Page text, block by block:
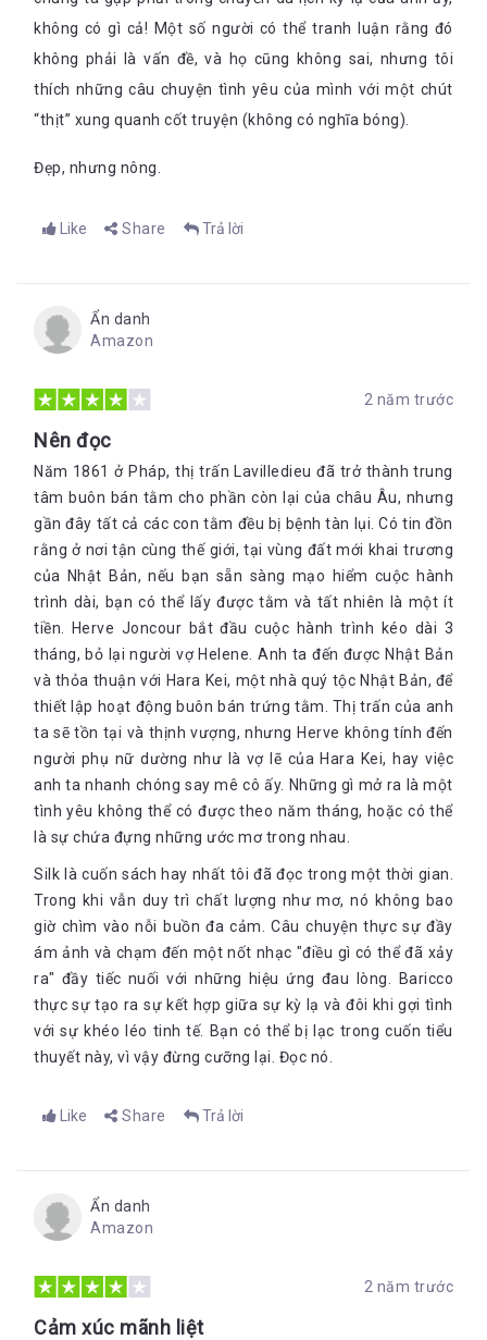
không có gì cả! Một số người có thể tranh luận rằng đó
không phải là vấn đề, và họ cũng không sai, nhưng tôi
thích những câu chuyện tình yêu của mình với một chút
“thịt” xung quanh cốt truyện (không có nghĩa bóng).
Đẹp, nhưng nông.
Like Share Trả lời
Ẩn danh
Amazon
2 năm trước
Nên đọc
Năm 1861 ở Pháp, thị trấn Lavilledieu đã trở thành trung
tâm buôn bán tằm cho phần còn lại của châu Âu, nhưng
gần đây tất cả các con tằm đều bị bệnh tàn lụi. Có tin đồn
rằng ở nơi tận cùng thế giới, tại vùng đất mới khai trương
của Nhật Bản, nếu bạn sẵn sàng mạo hiểm cuộc hành
trình dài, bạn có thể lấy được tằm và tất nhiên là một ít
tiền. Herve Joncour bắt đầu cuộc hành trình kéo dài 3
tháng, bỏ lại người vợ Helene. Anh ta đến được Nhật Bản
và thỏa thuận với Hara Kei, một nhà quý tộc Nhật Bản, để
thiết lập hoạt động buôn bán trứng tằm. Thị trấn của anh
ta sẽ tồn tại và thịnh vượng, nhưng Herve không tính đến
người phụ nữ dường như là vợ lẽ của Hara Kei, hay việc
anh ta nhanh chóng say mê cô ấy. Những gì mở ra là một
tình yêu không thể có được theo năm tháng, hoặc có thể
là sự chứa đựng những ước mơ trong nhau.
Silk là cuốn sách hay nhất tôi đã đọc trong một thời gian.
Trong khi vẫn duy trì chất lượng như mơ, nó không bao
giờ chìm vào nỗi buồn đa cảm. Câu chuyện thực sự đầy
ám ảnh và chạm đến một nốt nhạc "điều gì có thể đã xảy
ra" đầy tiếc nuối với những hiệu ứng đau lòng. Baricco
thực sự tạo ra sự kết hợp giữa sự kỳ lạ và đôi khi gợi tình
với sự khéo léo tinh tế. Bạn có thể bị lạc trong cuốn tiểu
thuyết này, vì vậy đừng cưỡng lại. Đọc nó.
Like Share Trả lời
Ẩn danh
Amazon
2 năm trước
Cảm xúc mãnh liệt